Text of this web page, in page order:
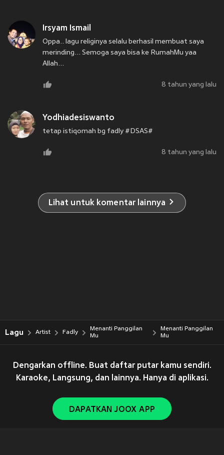
Irsyam Ismail
Oppa.. lagu religinya selalu berhasil membuat saya
merinding... Semoga saya bisa ke RumahMu yaa
Allah...
8 tahun yang lalu
Yodhiadesiswanto
tetap istiqomah bg fadly #DSAS#
8 tahun yang lalu
Lihat untuk komentar lainnya
Lagu Artist Fadly
Menanti Panggilan
Mu
Menanti Panggilan
Mu
Dengarkan offline. Buat daftar putar kamu sendiri.
Karaoke, Langsung, dan lainnya. Hanya di aplikasi.
DAPATKAN JOOX APP